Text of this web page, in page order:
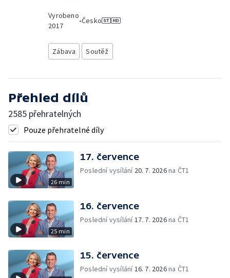
Vyrobeno
2017
•Česko
Zábava Soutěž
Přehled dílů
2585 přehratelných
Pouze přehratelné díly
26 min
17. července
Poslední vysílání 20. 7. 2026na ČT1
25 min
16. července
Poslední vysílání17. 7. 2026na ČT1
15. července
Poslední vysílání16. 7. 2026na ČT1